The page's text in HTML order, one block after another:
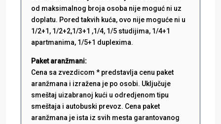
od maksimalnog broja osoba nije moguć ni uz
doplatu. Pored takvih kuća, ovo nije moguće ni u
1/2+1, 1/2+2,1/3+1 ,1/4, 1/5 studijima, 1/4+1
apartmanima, 1/5+1 duplexima.
Paket aranžmani:
Cena sa zvezdicom * predstavlja cenu paket
aranžmana i izražena je po osobi. Uključuje
smeštaj uizabranoj kući u odredjenom tipu
smeštaja i autobuski prevoz. Cena paket
aranžmana je ista iz svih mesta garantovanog